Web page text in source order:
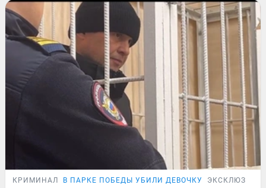
КРИМИНАЛ В ПАРКЕ ПОБЕДЫ УБИЛИ ДЕВОЧКУ ЭКСКЛЮЗИВ